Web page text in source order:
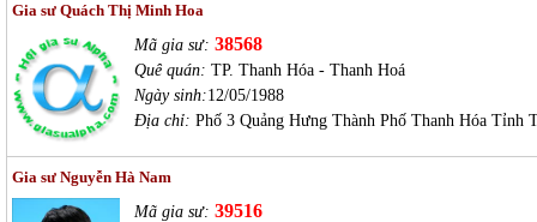
Gia sư Quách Thị Minh Hoa
Mã gia sư: 38568
Quê quán: TP. Thanh Hóa - Thanh Hoá
Ngày sinh:12/05/1988
Địa chỉ: Phố 3 Quảng Hưng Thành Phố Thanh Hóa Tỉnh
Gia sư Nguyễn Hà Nam
Mã gia sư: 39516